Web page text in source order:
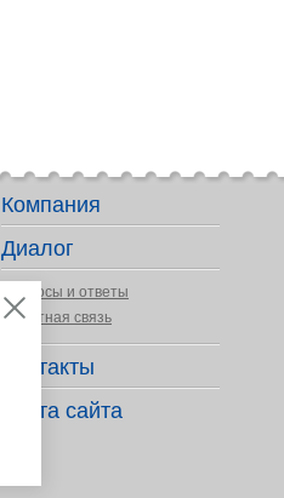
Компания
Диалог
Вопросы и ответы
Обратная связь
Контакты
Карта сайта